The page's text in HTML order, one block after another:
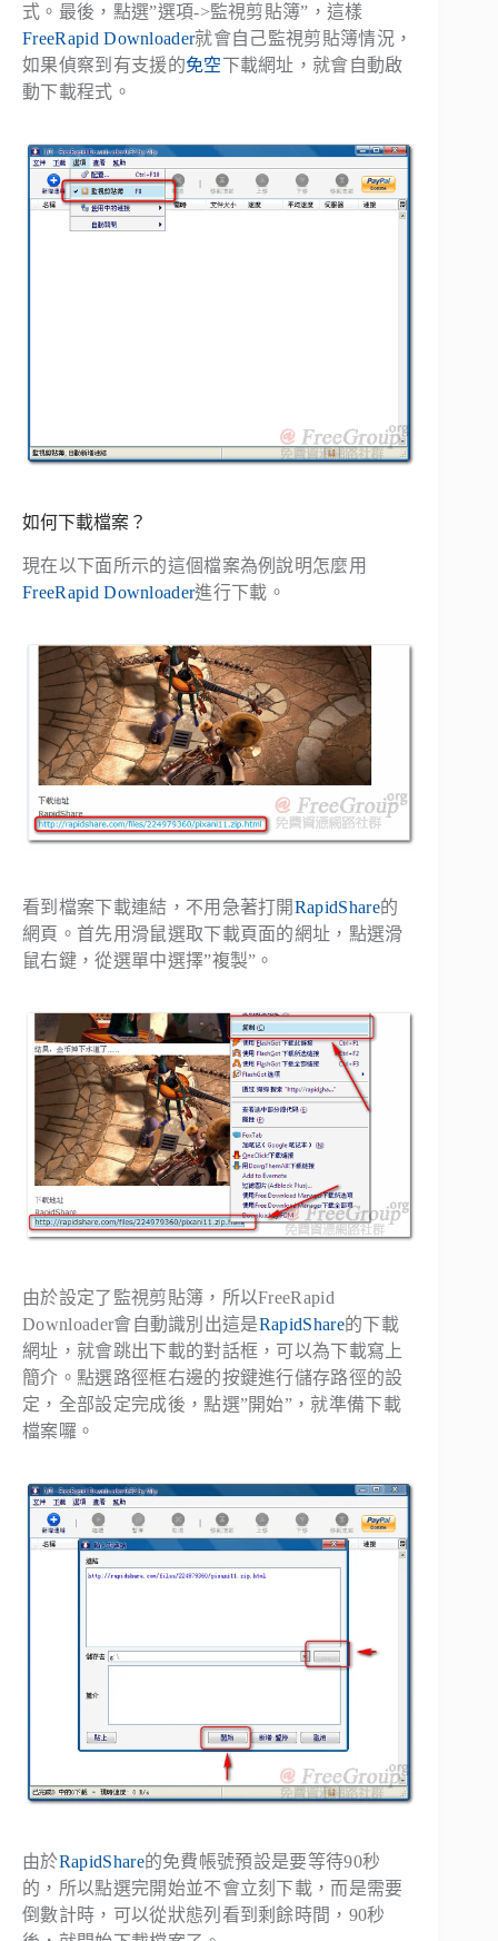
式。最後，點選”選項->監視剪貼簿”，這樣
FreeRapid Downloader就會自己監視剪貼簿情況，
如果偵察到有支援的免空下載網址，就會自動啟
動下載程式。
如何下載檔案？
現在以下面所示的這個檔案為例說明怎麼用
FreeRapid Downloader進行下載。
看到檔案下載連結，不用急著打開RapidShare的
網頁。首先用滑鼠選取下載頁面的網址，點選滑
鼠右鍵，從選單中選擇”複製”。
由於設定了監視剪貼簿，所以FreeRapid
Downloader會自動識別出這是RapidShare的下載
網址，就會跳出下載的對話框，可以為下載寫上
簡介。點選路徑框右邊的按鍵進行儲存路徑的設
定，全部設定完成後，點選”開始”，就準備下載
檔案囉。
由於RapidShare的免費帳號預設是要等待90秒
的，所以點選完開始並不會立刻下載，而是需要
倒數計時，可以從狀態列看到剩餘時間，90秒